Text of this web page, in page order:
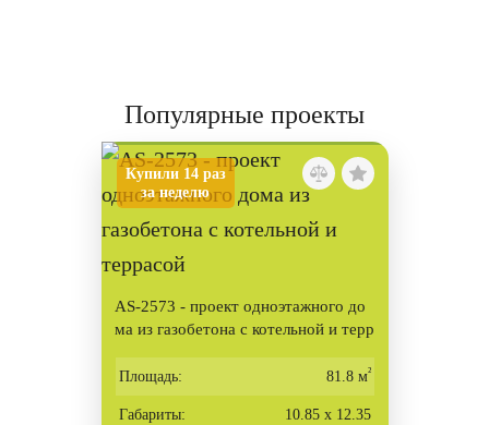
Популярные проекты
Купили 14 раз
за неделю
AS-2573 - проект одноэтажного до
ма из газобетона с котельной и терр
Площадь: 81.8 м²
Габариты: 10.85 х 12.35